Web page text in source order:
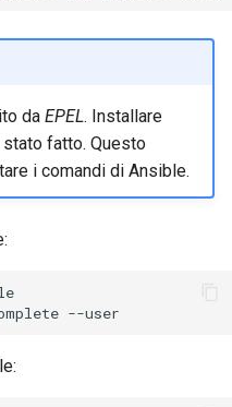
da EPEL. Installare
fatto. Questo
i comandi di Ansible.